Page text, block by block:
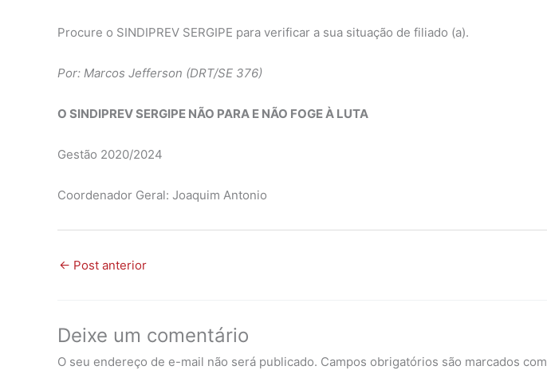
Procure o SINDIPREV SERGIPE para verificar a sua situação de filiado (a).
Por: Marcos Jefferson (DRT/SE 376)
O SINDIPREV SERGIPE NÃO PARA E NÃO FOGE À LUTA
Gestão 2020/2024
Coordenador Geral: Joaquim Antonio
← Post anterior
Deixe um comentário
O seu endereço de e-mail não será publicado. Campos obrigatórios são marcados com